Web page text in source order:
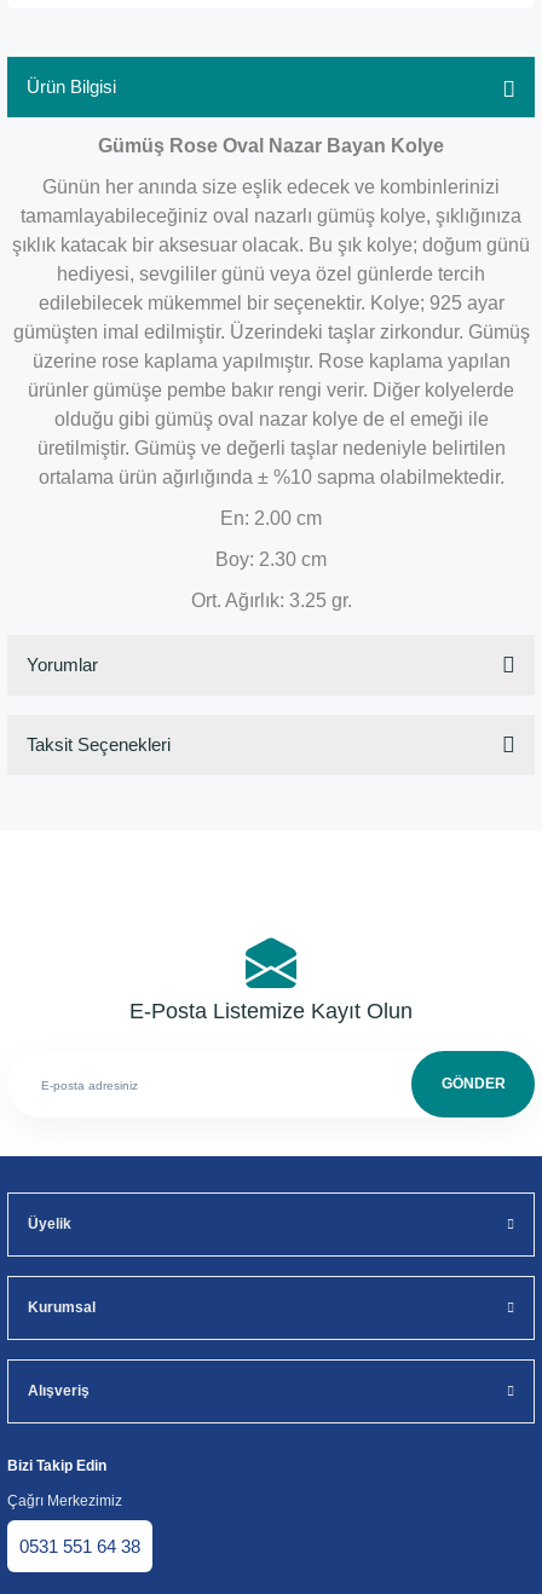
Ürün Bilgisi
Gümüş Rose Oval Nazar Bayan Kolye
Günün her anında size eşlik edecek ve kombinlerinizi
tamamlayabileceğiniz oval nazarlı gümüş kolye, şıklığınıza
şıklık katacak bir aksesuar olacak. Bu şık kolye; doğum günü
hediyesi, sevgililer günü veya özel günlerde tercih
edilebilecek mükemmel bir seçenektir. Kolye; 925 ayar
gümüşten imal edilmiştir. Üzerindeki taşlar zirkondur. Gümüş
üzerine rose kaplama yapılmıştır. Rose kaplama yapılan
ürünler gümüşe pembe bakır rengi verir. Diğer kolyelerde
olduğu gibi gümüş oval nazar kolye de el emeği ile
üretilmiştir. Gümüş ve değerli taşlar nedeniyle belirtilen
ortalama ürün ağırlığında ± %10 sapma olabilmektedir.
En: 2.00 cm
Boy: 2.30 cm
Ort. Ağırlık: 3.25 gr.
Yorumlar
Taksit Seçenekleri
E-Posta Listemize Kayıt Olun
GÖNDER
Üyelik
Kurumsal
Alışveriş
Bizi Takip Edin
Çağrı Merkezimiz
0531 551 64 38